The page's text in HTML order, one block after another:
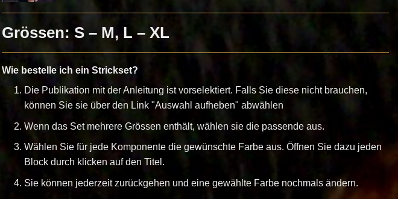
Grössen: S – M, L – XL
Wie bestelle ich ein Strickset?
Die Publikation mit der Anleitung ist vorselektiert. Falls Sie diese nicht brauchen,
können Sie sie über den Link "Auswahl aufheben" abwählen
Wenn das Set mehrere Grössen enthält, wählen sie die passende aus.
Wählen Sie für jede Komponente die gewünschte Farbe aus. Öffnen Sie dazu jeden
Block durch klicken auf den Titel.
Sie können jederzeit zurückgehen und eine gewählte Farbe nochmals ändern.